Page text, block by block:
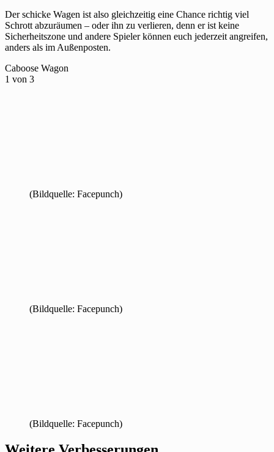
Der schicke Wagen ist also gleichzeitig eine Chance richtig viel
Schrott abzuräumen – oder ihn zu verlieren, denn er ist keine
Sicherheitszone und andere Spieler können euch jederzeit angreifen,
anders als im Außenposten.
Caboose Wagon
1 von 3
(Bildquelle: Facepunch)
(Bildquelle: Facepunch)
(Bildquelle: Facepunch)